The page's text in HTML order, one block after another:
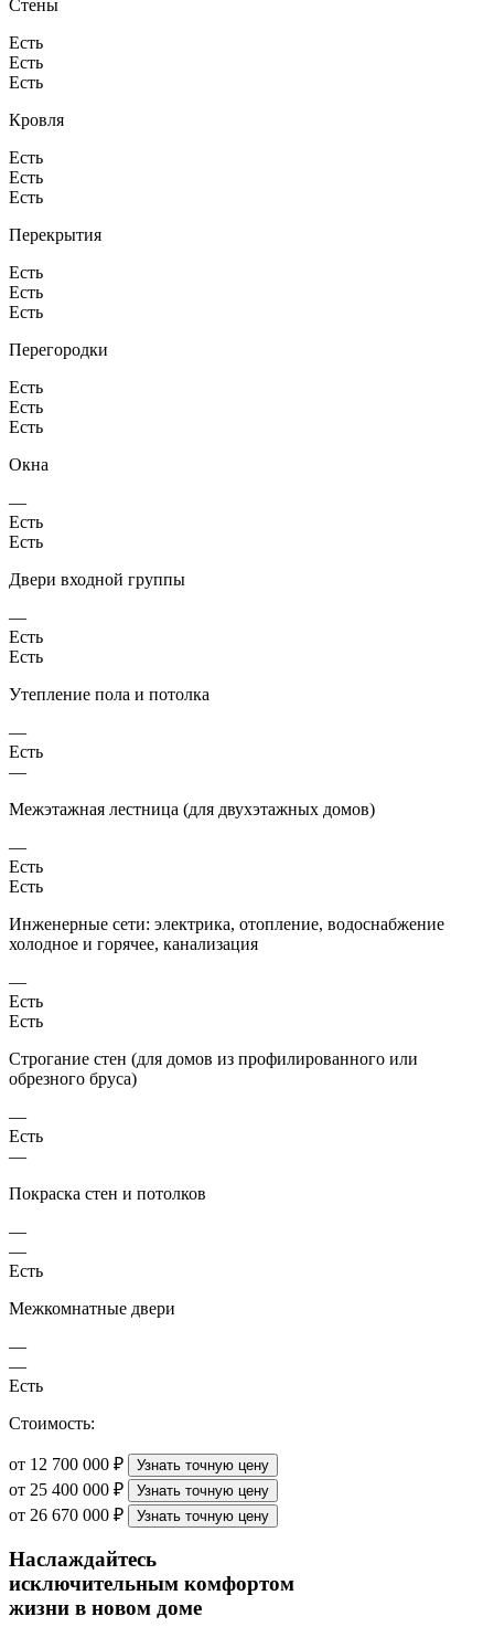
Стены
Есть
Есть
Есть
Кровля
Есть
Есть
Есть
Перекрытия
Есть
Есть
Есть
Перегородки
Есть
Есть
Есть
Окна
—
Есть
Есть
Двери входной группы
—
Есть
Есть
Утепление пола и потолка
—
Есть
—
Межэтажная лестница (для двухэтажных домов)
—
Есть
Есть
Инженерные сети: электрика, отопление, водоснабжение
холодное и горячее, канализация
—
Есть
Есть
Строгание стен (для домов из профилированного или
обрезного бруса)
—
Есть
—
Покраска стен и потолков
—
—
Есть
Межкомнатные двери
—
—
Есть
Стоимость:
от 12 700 000 ₽ Узнать точную цену
от 25 400 000 ₽ Узнать точную цену
от 26 670 000 ₽ Узнать точную цену
Наслаждайтесь
исключительным комфортом
жизни в новом доме